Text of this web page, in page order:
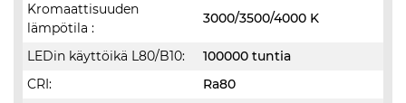
Kromaattisuuden
lämpötila :
3000/3500/4000 K
LEDin käyttöikä L80/B10:
100000 tuntia
CRI:
Ra80